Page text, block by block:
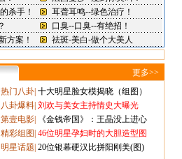
更多>>
热门八卦 十大明星脸女模揭晓（组图）
八卦爆料 刘欢与美女主持情史大曝光
第壹电影
《金钱帝国》：王晶没上进心
精彩组图 46位明星孕妇时的大胆造型图
明星话题 20位银幕硬汉比拼阳刚美(图)